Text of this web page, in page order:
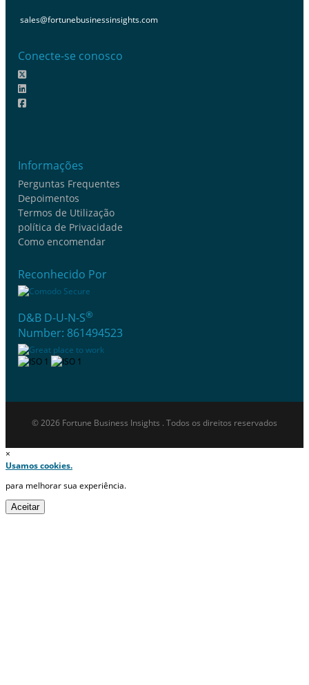
sales@fortunebusinessinsights.com
Conecte-se conosco
Informações
Perguntas Frequentes
Depoimentos
Termos de Utilização
política de Privacidade
Como encomendar
Reconhecido Por
D&B D-U-N-S®
Number: 861494523
© 2026 Fortune Business Insights . Todos os direitos reservados
×
Usamos cookies.
para melhorar sua experiência.
Aceitar